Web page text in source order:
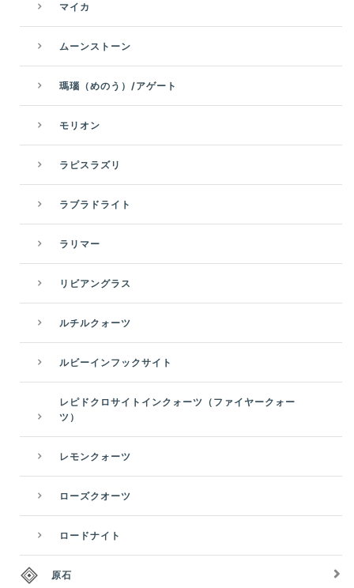
マイカ
ムーンストーン
瑪瑙（めのう）/アゲート
モリオン
ラピスラズリ
ラブラドライト
ラリマー
リビアングラス
ルチルクォーツ
ルビーインフックサイト
レピドクロサイトインクォーツ（ファイヤークォー
ツ）
レモンクォーツ
ローズクオーツ
ロードナイト
原石